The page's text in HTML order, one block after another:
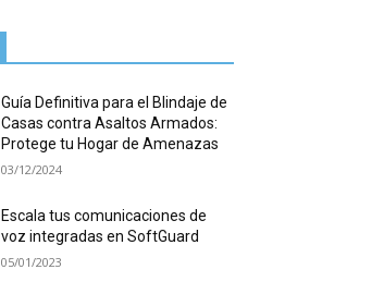
Guía Definitiva para el Blindaje de
Casas contra Asaltos Armados:
Protege tu Hogar de Amenazas
03/12/2024
Escala tus comunicaciones de
voz integradas en SoftGuard
05/01/2023